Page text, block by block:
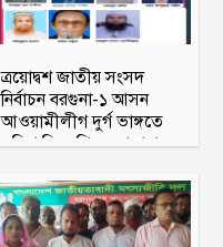
ত্রয়োদ্বশ জাতীয় সংসদ
নির্বাচন বরগুনা-১ আসন
আওয়ামীলীগ দুর্গ ভাঙ্গতে
মরিয়া বিএনপি ও জামায়াত